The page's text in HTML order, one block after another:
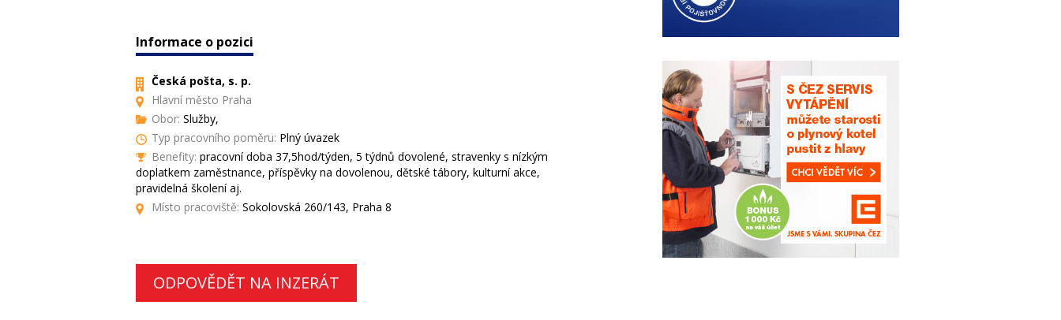
Informace o pozici
Česká pošta, s. p.
Hlavní město Praha
Obor: Služby,
Typ pracovního poměru: Plný úvazek
Benefity: pracovní doba 37,5hod/týden, 5 týdnů dovolené, stravenky s nízkým
doplatkem zaměstnance, příspěvky na dovolenou, dětské tábory, kulturní akce,
pravidelná školení aj.
Místo pracoviště: Sokolovská 260/143, Praha 8
ODPOVĚDĚT NA INZERÁT